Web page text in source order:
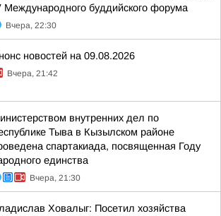
Международного буддийского форума
Вчера, 22:30
новостей на 09.08.2026
Вчера, 21:42
внутренних дел по
Тыва в Кызылском районе
спартакиада, посвященная Году
единства
Вчера, 21:30
Ховалыг: Посетил хозяйства